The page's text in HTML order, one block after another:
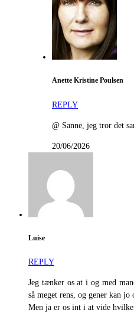
Anette Kristine Poulsen
REPLY
@ Sanne, jeg tror det
20/06/2026
Luise
REPLY
Jeg tænker os at i og med
så meget rens, og gener kan jo
Men ja er os int i at vide